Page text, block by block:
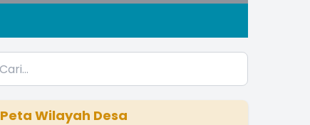
Peta Wilayah Desa